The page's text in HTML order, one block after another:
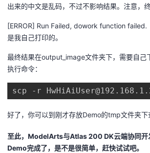
出来的中文是乱码，不过不影响结果。注意，
[ERROR] Run Failed, dowork function failed.
是我自己打印的。
最终结果在output_image文件夹下，需要自己
执行命令：
scp -r
好了，你可以到刚才存放Demo的tmp文件夹下
至此，ModelArts与Atlas 200 DK云端协同
Demo完成了，是不是很简单，赶快试试吧。